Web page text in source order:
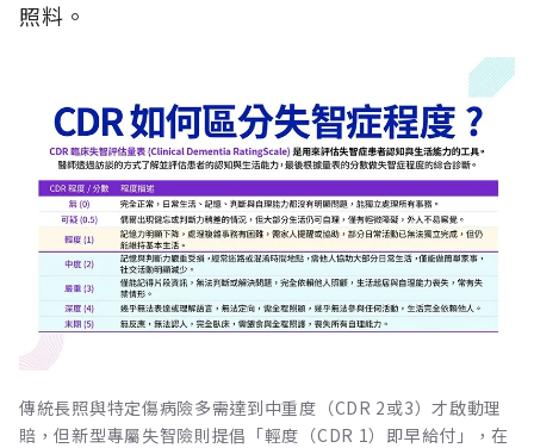
照料。
傳統長照與特定傷病險多需達到中重度（CDR 2或3）才啟動理
賠，但新型專屬失智險則提倡「輕度（CDR 1）即早給付」，在